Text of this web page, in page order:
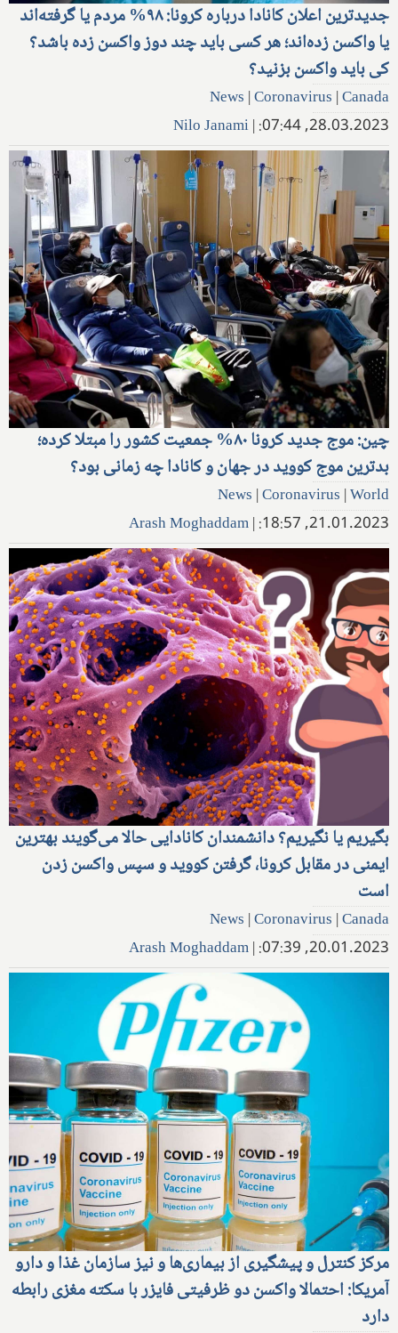
جدیدترین اعلان کانادا درباره کرونا: ۹۸% مردم یا گرفته‌اند
یا واکسن زده‌اند؛ هر کسی باید چند دوز واکسن زده باشد؟
کی باید واکسن بزنید؟
News |Coronavirus |Canada
28.03.2023, 07:44:
|
Nilo Janami
چین: موج جدید کرونا ۸۰% جمعیت کشور را مبتلا کرده؛
بدترین موج کووید در جهان و کانادا چه زمانی بود؟
News |Coronavirus |World
21.01.2023, 18:57:
|
Arash Moghaddam
بگیریم یا نگیریم؟ دانشمندان کانادایی حالا می‌گویند بهترین
ایمنی در مقابل کرونا، گرفتن کووید و سپس واکسن زدن
است
News |Coronavirus |Canada
20.01.2023, 07:39:
|
Arash Moghaddam
مرکز کنترل و پیشگیری از بیماری‌ها و نیز سازمان غذا و دارو
آمریکا: احتمالا واکسن دو ظرفیتی فایزر با سکته مغزی رابطه
دارد